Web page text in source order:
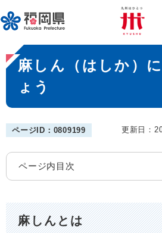
ー
ジ
先
頭
。
メニューを飛ばして
本
文
麻しん（はしか）
ょう
ページID：0809199 更新日：
ページ内目次
麻しんとは